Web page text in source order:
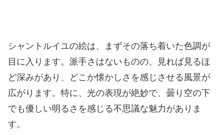
シャントルイユの絵は、まずその落ち着いた色調が
目に入ります。派手さはないものの、見れば見るほ
ど深みがあり、どこか懐かしさを感じさせる風景が
広がります。特に、光の表現が絶妙で、曇り空の下
でも優しい明るさを感じる不思議な魅力がありま
す。